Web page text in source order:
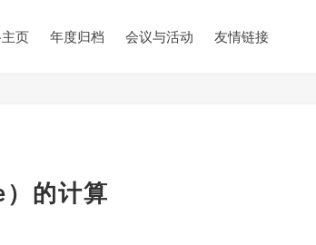
页 年度归档 会议与活动 友情链接
的计算